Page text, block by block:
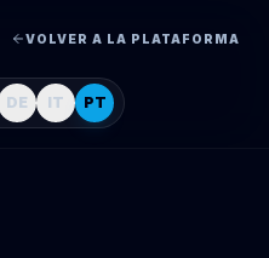
VOLVER A LA PLATAFORMA
DE IT PT